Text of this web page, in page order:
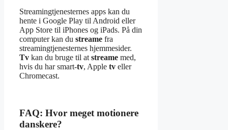
Streamingtjenesternes apps kan du
hente i Google Play til Android eller
App Store til iPhones og iPads. På din
computer kan du streame fra
streamingtjenesternes hjemmesider.
Tv kan du bruge til at streame med,
hvis du har smart-tv, Apple tv eller
Chromecast.
FAQ: Hvor meget motionere
danskere?